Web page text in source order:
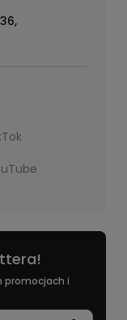
promocjach i